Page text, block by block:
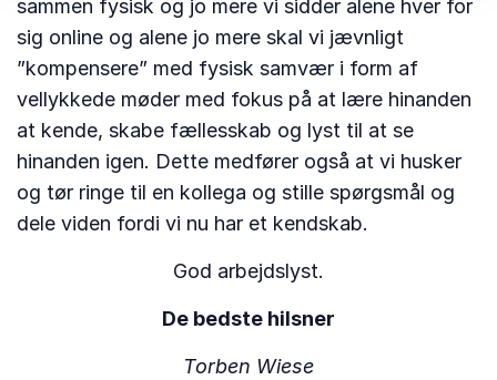
sammen fysisk og jo mere vi sidder alene hver for
sig online og alene jo mere skal vi jævnligt
”kompensere” med fysisk samvær i form af
vellykkede møder med fokus på at lære hinanden
at kende, skabe fællesskab og lyst til at se
hinanden igen. Dette medfører også at vi husker
og tør ringe til en kollega og stille spørgsmål og
dele viden fordi vi nu har et kendskab.
God arbejdslyst.
De bedste hilsner
Torben Wiese